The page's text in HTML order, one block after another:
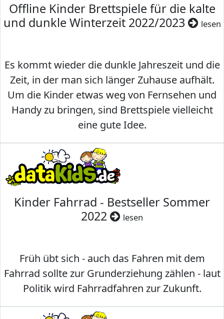
Offline Kinder Brettspiele für die kalte
und dunkle Winterzeit 2022/2023
lesen
Es kommt wieder die dunkle Jahreszeit und die
Zeit, in der man sich länger Zuhause aufhält.
Um die Kinder etwas weg von Fernsehen und
Handy zu bringen, sind Brettspiele vielleicht
eine gute Idee.
Kinder Fahrrad - Bestseller Sommer
2022
lesen
Früh übt sich - auch das Fahren mit dem
Fahrrad sollte zur Grunderziehung zählen - laut
Politik wird Fahrradfahren zur Zukunft.